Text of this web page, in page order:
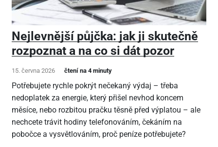
Nejlevnější půjčka: jak ji skutečně
rozpoznat a na co si dát pozor
15. června 2026 čtení na 4 minuty
Potřebujete rychle pokrýt nečekaný výdaj – třeba
nedoplatek za energie, který přišel nevhod koncem
měsíce, nebo rozbitou pračku těsně před výplatou – ale
nechcete trávit hodiny telefonováním, čekáním na
pobočce a vysvětlováním, proč peníze potřebujete?